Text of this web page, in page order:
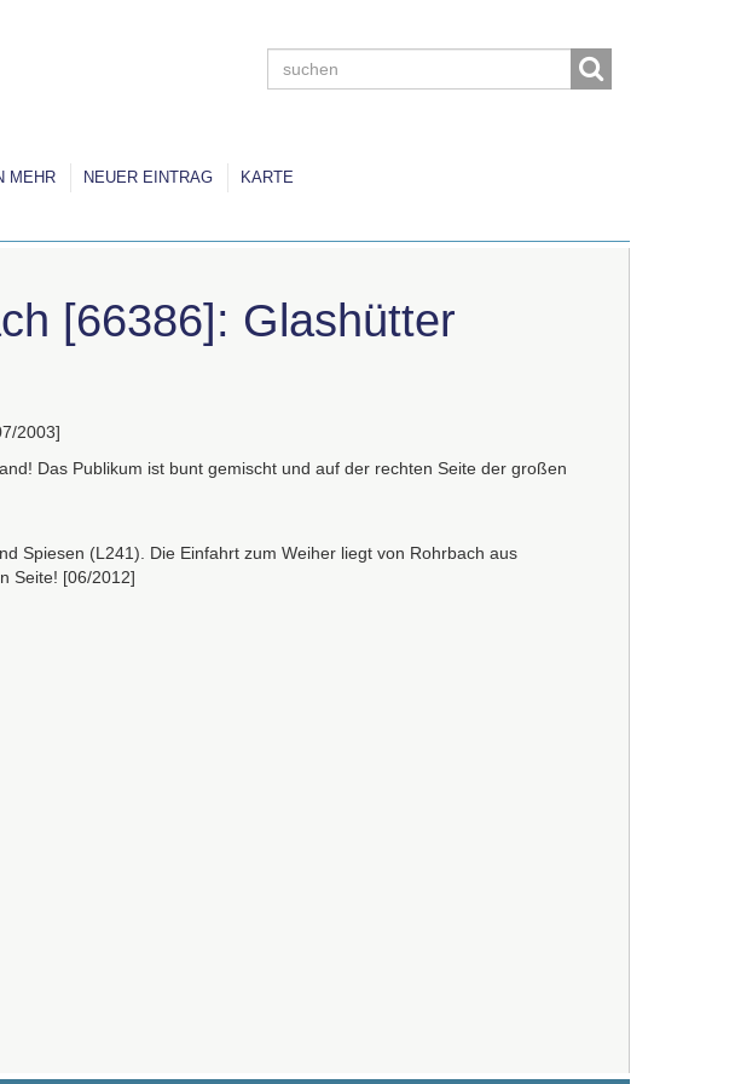
MEHR NEUER EINTRAG KARTE
[66386]: Glashütter
2003]
Das Publikum ist bunt gemischt und auf der rechten Seite der großen
Spiesen (L241). Die Einfahrt zum Weiher liegt von Rohrbach aus
Seite! [06/2012]